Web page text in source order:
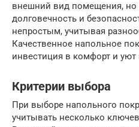
внешний вид помещения, но
долговечность и
непростым, учитывая
Качественное напольное
инвестиция в комфорт и
Критерии выбора
При выборе напольного
учитывать несколько